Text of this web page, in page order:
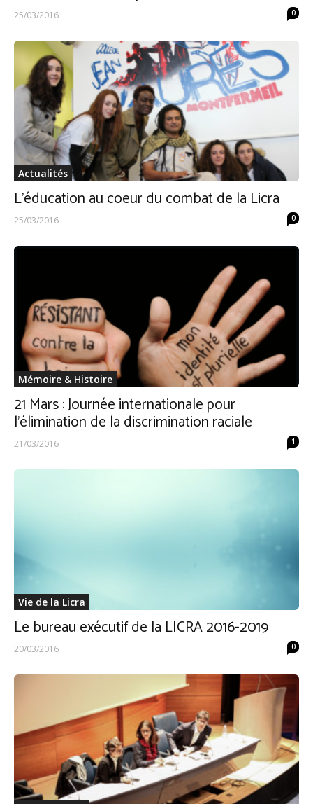
25/03/2016 0
Actualités
L’éducation au coeur du combat de la Licra
25/03/2016 0
Mémoire & Histoire
21 Mars : Journée internationale pour
l’élimination de la discrimination raciale
21/03/2016 1
Vie de la Licra
Le bureau exécutif de la LICRA 2016-2019
20/03/2016 0